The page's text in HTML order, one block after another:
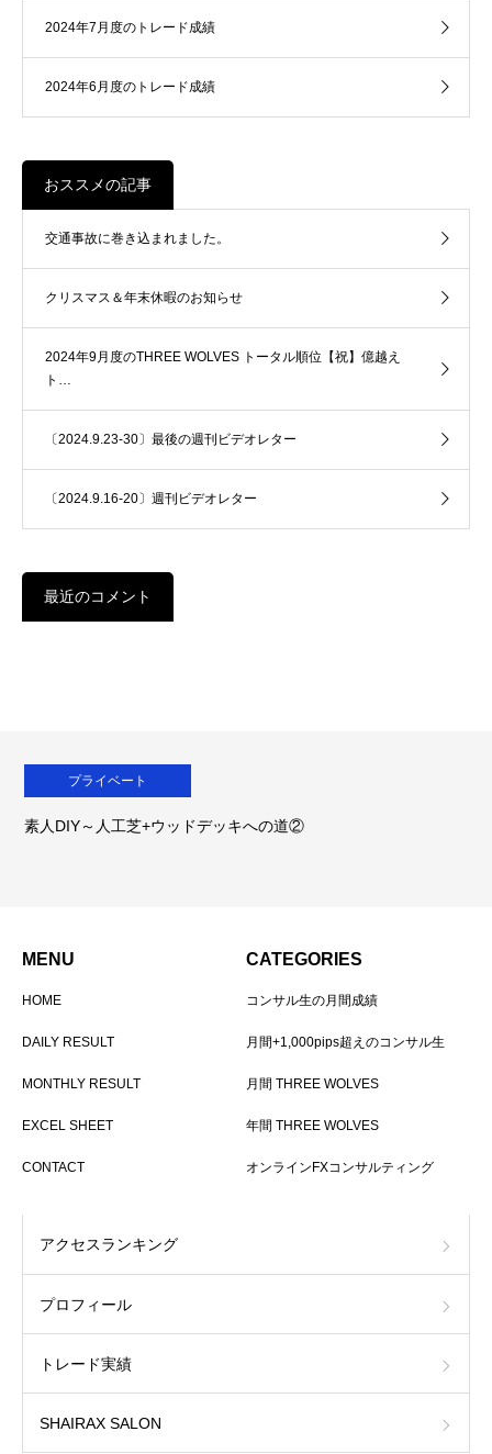
2024年7月度のトレード成績
2024年6月度のトレード成績
おススメの記事
交通事故に巻き込まれました。
クリスマス＆年末休暇のお知らせ
2024年9月度のTHREE WOLVES トータル順位【祝】億越え
ト…
〔2024.9.23-30〕最後の週刊ビデオレター
〔2024.9.16-20〕週刊ビデオレター
最近のコメント
プライベート
素人DIY～人工芝+ウッドデッキへの道②
MENU
HOME
DAILY RESULT
MONTHLY RESULT
EXCEL SHEET
CONTACT
CATEGORIES
コンサル生の月間成績
月間+1,000pips超えのコンサル生
月間 THREE WOLVES
年間 THREE WOLVES
オンラインFXコンサルティング
アクセスランキング
プロフィール
トレード実績
SHAIRAX SALON